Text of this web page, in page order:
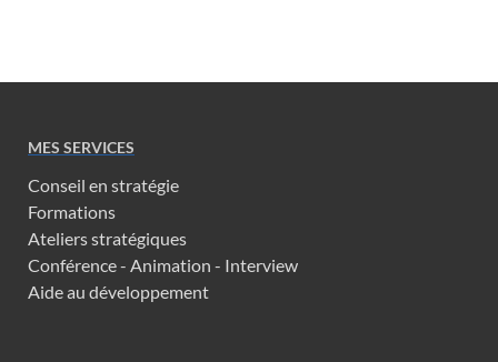
MES SERVICES
Conseil en stratégie
Formations
Ateliers stratégiques
Conférence - Animation - Interview
Aide au développement